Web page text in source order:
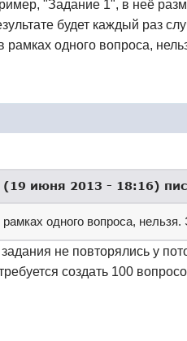
"Задание 1", в неё
будет каждый раз
одного вопроса,
июня 2013 - 18:16)
одного вопроса, нельзя.
не повторялись у
создать 100